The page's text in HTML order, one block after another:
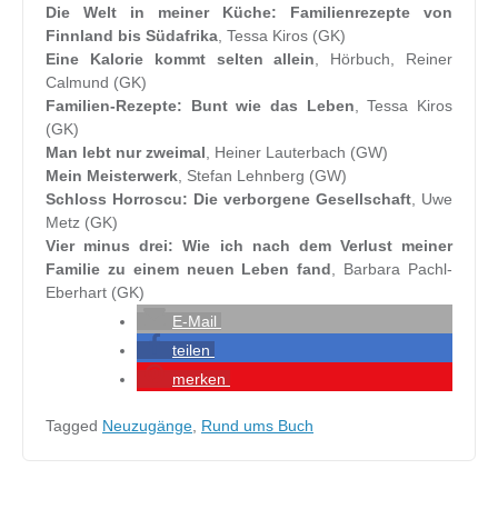
Die Welt in meiner Küche: Familienrezepte von
Finnland bis Südafrika , Tessa Kiros (GK)
Eine Kalorie kommt selten allein , Hörbuch, Reiner
Calmund (GK)
Familien-Rezepte: Bunt wie das Leben , Tessa Kiros
(GK)
Man lebt nur zweimal , Heiner Lauterbach (GW)
Mein Meisterwerk , Stefan Lehnberg (GW)
Schloss Horroscu: Die verborgene Gesellschaft , Uwe
Metz (GK)
Vier minus drei: Wie ich nach dem Verlust meiner
Familie zu einem neuen Leben fand , Barbara Pachl-
Eberhart (GK)
E-Mail
teilen
merken
Tagged Neuzugänge Rund ums Buch